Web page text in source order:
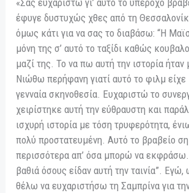
«Σας ευχαριστώ γι’ αυτό το υπέροχο
έφυγε δυστυχώς χθες από τη
όμως κάτι για να σας το διαβάσω: “Η
μόνη της σ’ αυτό το ταξίδι καθώς
μαζί της. Το να πω αυτή την ιστορία ήταν
Νιώθω περήφανη γιατί αυτό το φιλμ είχε
γενναία σκηνοθεσία. Ευχαριστώ το
χειρίστηκε αυτή την εύθραυστη και
ισχυρή ιστορία με τόση τρυφερότητα,
πολύ προστατευμένη. Αυτό το βραβείο
περισσότερα απ’ όσα μπορώ να
βαθιά όσους είδαν αυτή την ταινία”. Εγώ,
θέλω να ευχαριστήσω τη Σαμπρίνα για